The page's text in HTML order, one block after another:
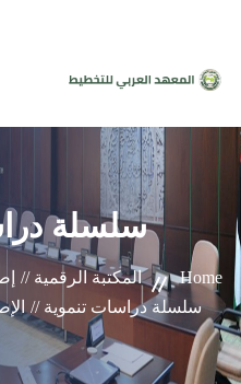
الرئيسية
من نحن
خدماتنا
سلسلة
Home المكتبة الرقمية //
سلسلة دراسات تنموية //